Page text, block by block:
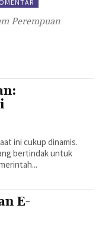
Perempuan
ini cukup dinamis.
bertindak untuk
E-